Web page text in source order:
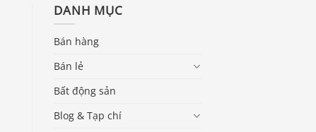
DANH MỤC
Bán hàng
Bán lẻ
Bất động sản
Blog & Tạp chí